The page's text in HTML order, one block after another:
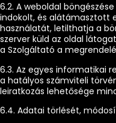
6.2. A weboldal
indokolt, és alátámasztott
használatát, letilthatja a
szerver küld az oldal
a Szolgáltató a
6.3. Az egyes informatikai
a hatályos számviteli
leiratkozás lehetősége
6.4. Adatai törlését,